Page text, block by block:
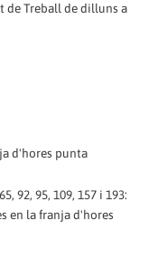
de Treball de dilluns a
d'hores punta
92, 95, 109, 157 i 193:
en la franja d'hores